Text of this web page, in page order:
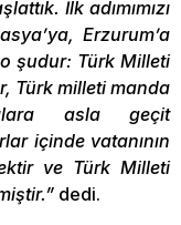
İlk adımımızı
Erzurum’a
şudur: Türk Milleti
Türk milleti manda
asla geçit
içinde vatanının
ve Türk Milleti
dedi.